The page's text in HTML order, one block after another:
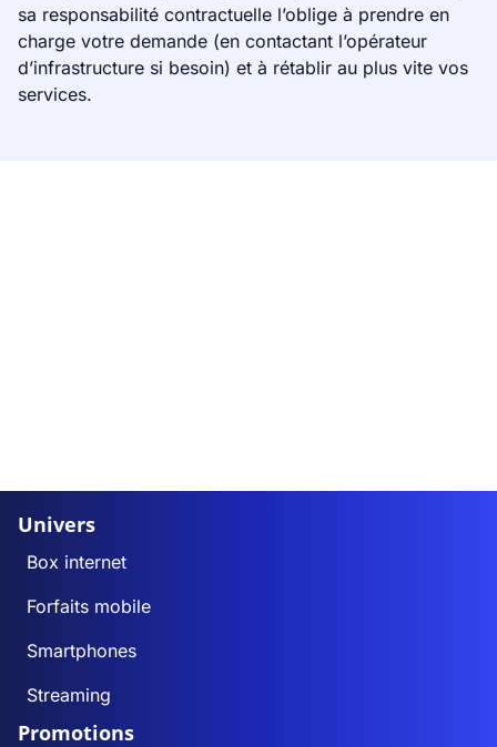
sa responsabilité contractuelle l’oblige à prendre en
charge votre demande (en contactant l’opérateur
d’infrastructure si besoin) et à rétablir au plus vite vos
services.
Univers
Box internet
Forfaits mobile
Smartphones
Streaming
Promotions